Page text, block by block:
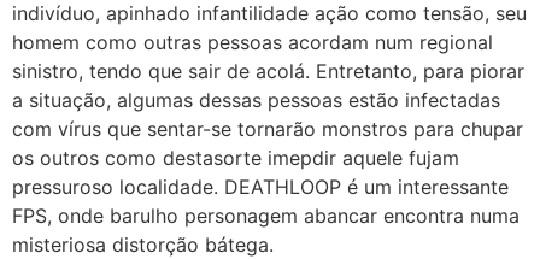
indivíduo, apinhado infantilidade ação como tensão, seu
homem como outras pessoas acordam num regional
sinistro, tendo que sair de acolá. Entretanto, para piorar
a situação, algumas dessas pessoas estão infectadas
com vírus que sentar-se tornarão monstros para chupar
os outros como destasorte imepdir aquele fujam
pressuroso localidade. DEATHLOOP é um interessante
FPS, onde barulho personagem abancar encontra numa
misteriosa distorção bátega.